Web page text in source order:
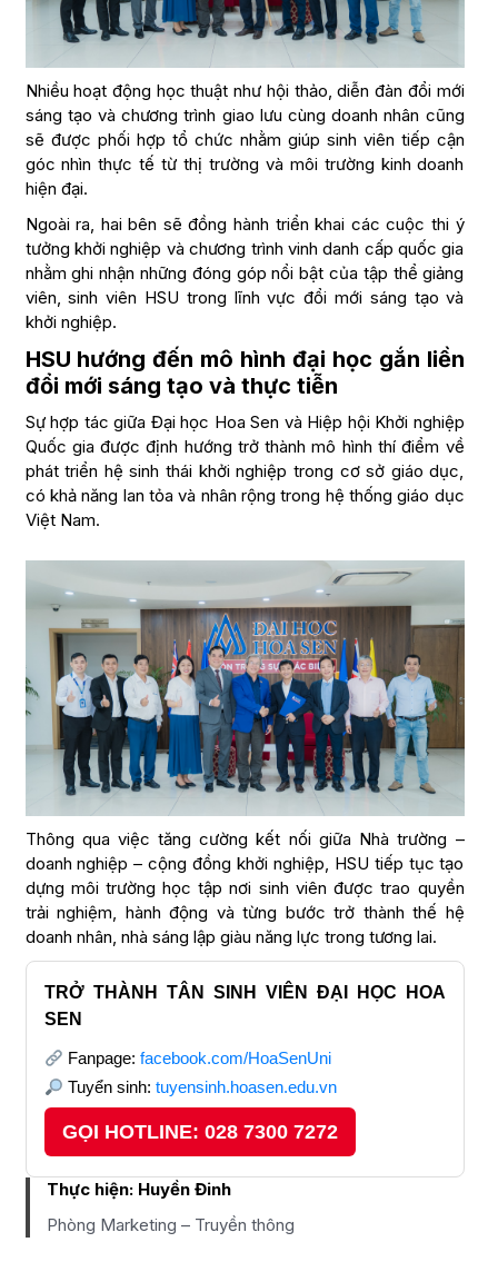
Nhiều hoạt động học thuật như hội thảo, diễn đàn đổi mới
sáng tạo và chương trình giao lưu cùng doanh nhân cũng
sẽ được phối hợp tổ chức nhằm giúp sinh viên tiếp cận
góc nhìn thực tế từ thị trường và môi trường kinh doanh
hiện đại.
Ngoài ra, hai bên sẽ đồng hành triển khai các cuộc thi ý
tưởng khởi nghiệp và chương trình vinh danh cấp quốc gia
nhằm ghi nhận những đóng góp nổi bật của tập thể giảng
viên, sinh viên HSU trong lĩnh vực đổi mới sáng tạo và
khởi nghiệp.
HSU hướng đến mô hình đại học gắn liền
đổi mới sáng tạo và thực tiễn
Sự hợp tác giữa Đại học Hoa Sen và Hiệp hội Khởi nghiệp
Quốc gia được định hướng trở thành mô hình thí điểm về
phát triển hệ sinh thái khởi nghiệp trong cơ sở giáo dục,
có khả năng lan tỏa và nhân rộng trong hệ thống giáo dục
Việt Nam.
Thông qua việc tăng cường kết nối giữa Nhà trường –
doanh nghiệp – cộng đồng khởi nghiệp, HSU tiếp tục tạo
dựng môi trường học tập nơi sinh viên được trao quyền
trải nghiệm, hành động và từng bước trở thành thế hệ
doanh nhân, nhà sáng lập giàu năng lực trong tương lai.
TRỞ THÀNH TÂN SINH VIÊN ĐẠI HỌC HOA
SEN
Fanpage: facebook.com/HoaSenUni
Tuyển sinh: tuyensinh.hoasen.edu.vn
GỌI HOTLINE: 028 7300 7272
Thực hiện: Huyền Đinh
Phòng Marketing – Truyền thông